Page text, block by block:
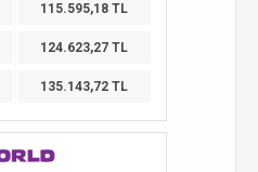
115.595,18 TL
124.623,27 TL
135.143,72 TL